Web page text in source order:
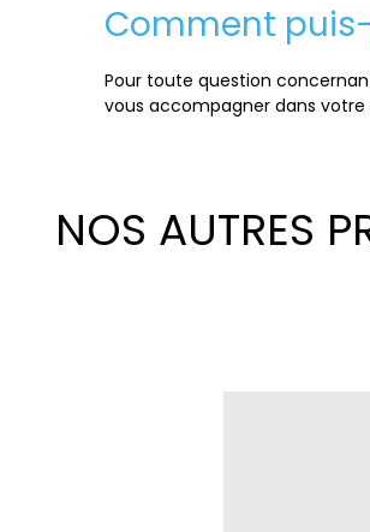
Comment puis-
Pour toute question
vous accompagner dans
NOS AUTRES